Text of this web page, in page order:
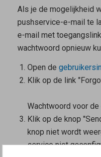
Als je de mogelijkheid
pushservice-e-mail te
e-mail met
wachtwoord opnieuw
Open de
Klik op de link
Wachtwoord voor
Klik op de knop
knop niet wordt
service niet